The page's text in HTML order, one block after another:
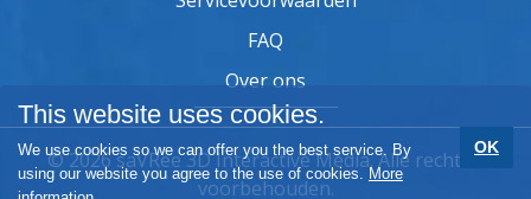
FAQ
Over ons
© 2026 saVRee 3D Interactive Media. Alle rechten
voorbehouden.
This website uses cookies.
We use cookies so we can offer you the best service. By
using our website you agree to the use of cookies. More
OK